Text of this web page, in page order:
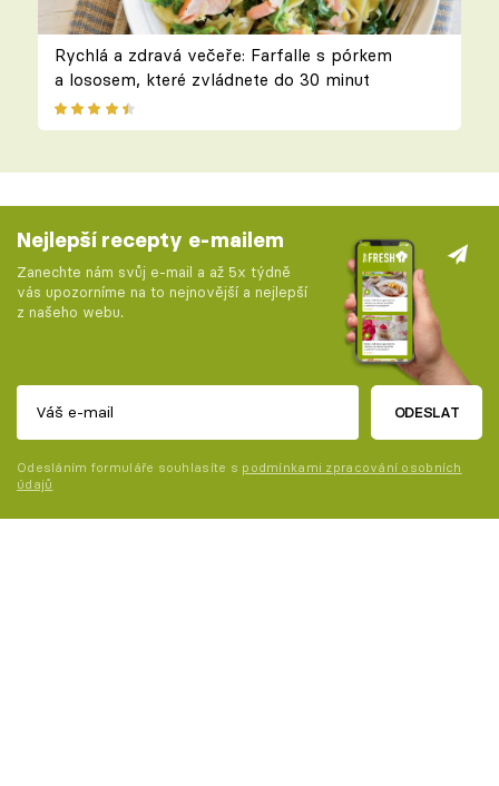
Rychlá a zdravá večeře: Farfalle s pórkem
a lososem, které zvládnete do 30 minut
Nejlepší recepty e-mailem
Zanechte nám svůj e-mail a až 5x týdně
vás upozorníme na to nejnovější a nejlepší
z našeho webu.
ODESLAT
Odesláním formuláře souhlasíte s podmínkami zpracování osobních
údajů